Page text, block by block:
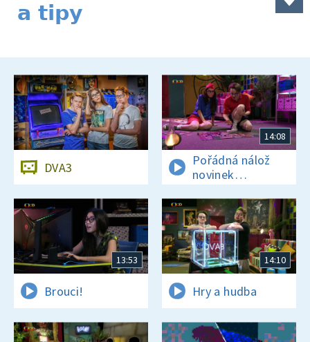
a tipy
DVA3
14:08
Pořádná nálož
novinek
a zajímavostí
13:53
Brouci!
14:10
Hry a hudba